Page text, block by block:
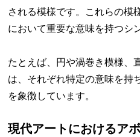
される模様です。これらの模
において重要な意味を持つシ
たとえば、円や渦巻き模様、
は、それぞれ特定の意味を持
を象徴しています。
現代アートにおけるア